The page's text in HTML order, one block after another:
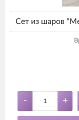
Сет из шаров
- +